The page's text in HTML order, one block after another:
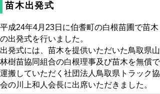
苗木出発式
平成24年4月23日に伯耆町の白根苗圃で苗木
の出発式を行いました。
出発式には、苗木を提供いただいた鳥取県山
林樹苗協同組合の白根理事及び苗木を無償で
運搬していただく社団法人鳥取県トラック協
会の川上和人会長に出席いただきました。